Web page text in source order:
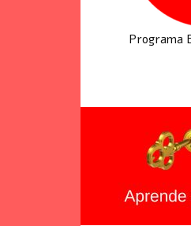
Programa